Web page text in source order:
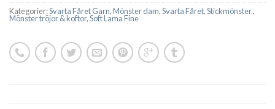
Kategorier:Svarta Fåret Garn,Mönster dam,Svarta Fåret,Stickmönster.,
Mönster tröjor & koftor,Soft Lama Fine